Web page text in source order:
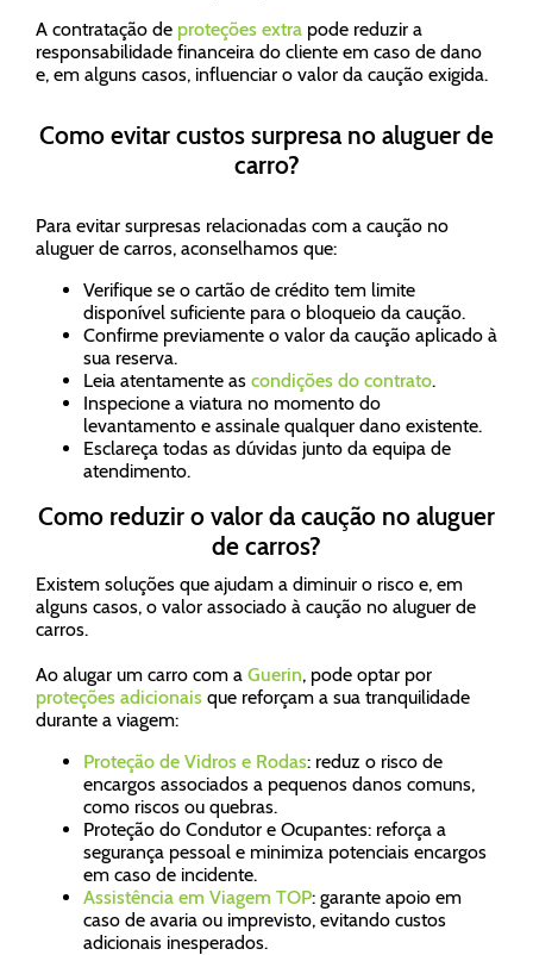
A contratação de proteções extra pode reduzir a
responsabilidade financeira do cliente em caso de dano
e, em alguns casos, influenciar o valor da caução exigida.
Como evitar custos surpresa no aluguer de
carro?
Para evitar surpresas relacionadas com a caução no
aluguer de carros, aconselhamos que:
Verifique se o cartão de crédito tem limite
disponível suficiente para o bloqueio da caução.
Confirme previamente o valor da caução aplicado à
sua reserva.
Leia atentamente as condições do contrato.
Inspecione a viatura no momento do
levantamento e assinale qualquer dano existente.
Esclareça todas as dúvidas junto da equipa de
atendimento.
Como reduzir o valor da caução no aluguer
de carros?
Existem soluções que ajudam a diminuir o risco e, em
alguns casos, o valor associado à caução no aluguer de
carros.
Ao alugar um carro com a Guerin, pode optar por
proteções adicionais que reforçam a sua tranquilidade
durante a viagem:
Proteção de Vidros e Rodas: reduz o risco de
encargos associados a pequenos danos comuns,
como riscos ou quebras.
Proteção do Condutor e Ocupantes: reforça a
segurança pessoal e minimiza potenciais encargos
em caso de incidente.
Assistência em Viagem TOP: garante apoio em
caso de avaria ou imprevisto, evitando custos
adicionais inesperados.